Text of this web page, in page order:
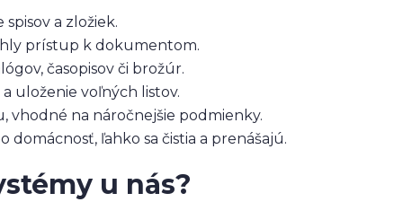
a zložiek.
prístup k dokumentom.
časopisov či brožúr.
uloženie voľných listov.
vhodné na náročnejšie podmienky.
ľahko sa čistia a prenášajú.
u nás?